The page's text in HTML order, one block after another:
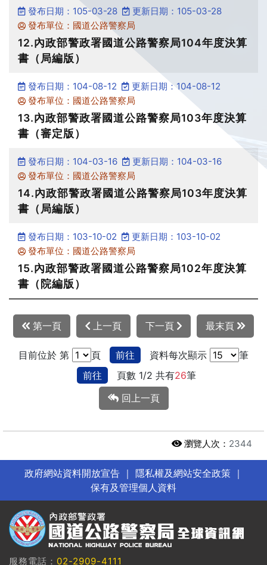
發布日期：105-03-28
更新日期：105-03-28
發布單位：國道公路警察局
12.內政部警政署國道公路警察局104年度決算
書（局編版）
發布日期：104-08-12
更新日期：104-08-12
發布單位：國道公路警察局
13.內政部警政署國道公路警察局103年度決算
書（審定版）
發布日期：104-03-16
更新日期：104-03-16
發布單位：國道公路警察局
14.內政部警政署國道公路警察局103年度決算
書（局編版）
發布日期：103-10-02
更新日期：103-10-02
發布單位：國道公路警察局
15.內政部警政署國道公路警察局102年度決算
書（院編版）
第一頁 上一頁 下一頁 最末頁
目前位於 第 頁 前往 資料每次顯示
筆
前往
頁數 1/2 共有26筆
回上一頁
瀏覽人次： 2344
政府網站資料開放宣告｜ 隱私權及網站安全政策｜
保有及管理個人資料
服務電話： 02-2909-4111